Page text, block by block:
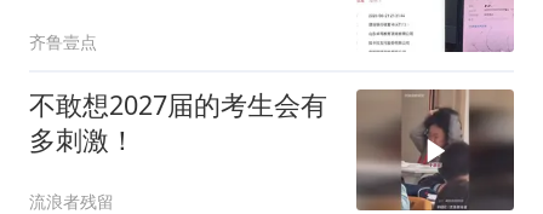
齐鲁壹点
不敢想2027届的考生会有
多刺激！
流浪者残留